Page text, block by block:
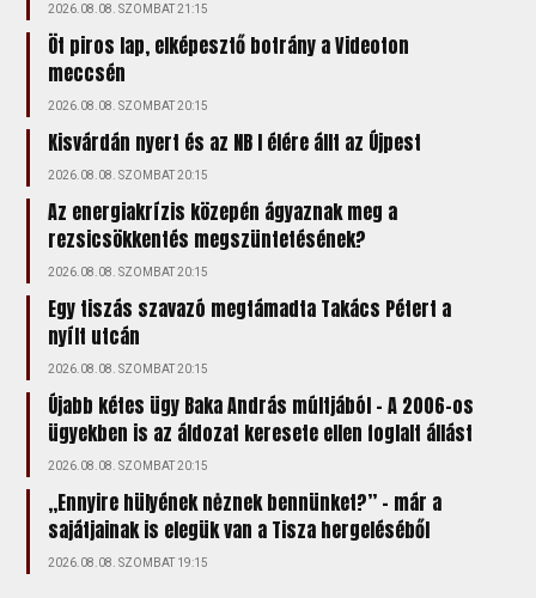
2026.08.08. SZOMBAT 21:15
Öt piros lap, elképesztő botrány a Videoton
meccsén
2026.08.08. SZOMBAT 20:15
Kisvárdán nyert és az NB I élére állt az Újpest
2026.08.08. SZOMBAT 20:15
Az energiakrízis közepén ágyaznak meg a
rezsicsökkentés megszüntetésének?
2026.08.08. SZOMBAT 20:15
Egy tiszás szavazó megtámadta Takács Pétert a
nyílt utcán
2026.08.08. SZOMBAT 20:15
Újabb kétes ügy Baka András múltjából – A 2006-os
ügyekben is az áldozat keresete ellen foglalt állást
2026.08.08. SZOMBAT 20:15
„Ennyire hülyének nėznek bennünket?” – már a
sajátjainak is elegük van a Tisza hergeléséből
2026.08.08. SZOMBAT 19:15